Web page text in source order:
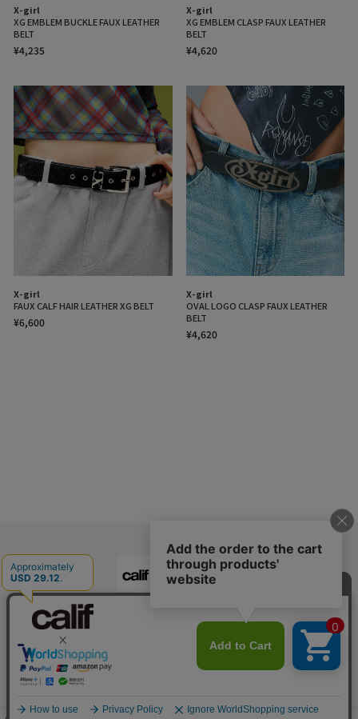
X-girl
XG EMBLEM BUCKLE FAUX LEATHER
BELT
¥4,235
X-girl
XG EMBLEM CLASP FAUX LEATHER
BELT
¥4,620
X-girl
FAUX CALF HAIR LEATHER XG BELT
¥6,600
X-girl
OVAL LOGO CLASP FAUX LEATHER
BELT
¥4,620
ご利用ガイド
calif公式アプリ